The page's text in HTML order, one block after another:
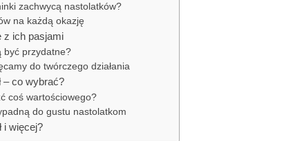
zachwycą nastolatków?
na każdą okazję
z ich pasjami
być przydatne?
do twórczego działania
– co wybrać?
coś wartościowego?
do gustu nastolatkom
i więcej?